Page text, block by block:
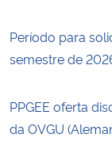
Banco Central do Brasil
Período para
semestre de
PPGEE oferta
da OVGU